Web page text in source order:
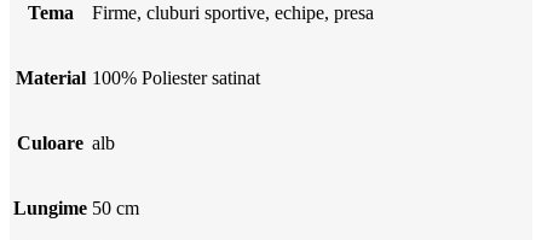
Tema Firme, cluburi sportive, echipe, presa
Material 100% Poliester satinat
Culoare alb
Lungime 50 cm